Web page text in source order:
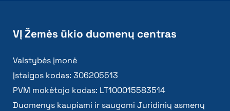
VĮ Žemės ūkio duomenų centras
Valstybės įmonė
Įstaigos kodas: 306205513
PVM mokėtojo kodas: LT100015583514
Duomenys kaupiami ir saugomi Juridinių asmenų